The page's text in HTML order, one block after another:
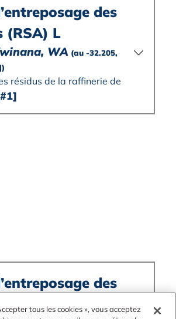
des
(RSA) L
WA (au -32.205,
)
résidus de la raffinerie de
des
(RSA) N
tous les cookies », vous acceptez